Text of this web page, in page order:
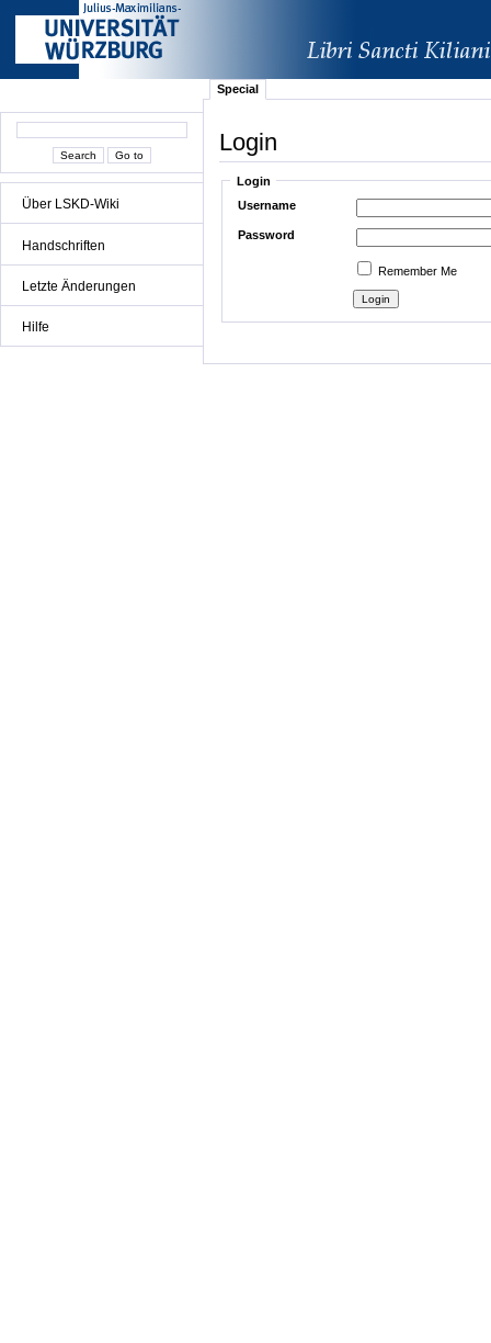
Über LSKD-Wiki
Handschriften
Letzte Änderungen
Hilfe
Special
Login
Login
Username
Password
Remember Me